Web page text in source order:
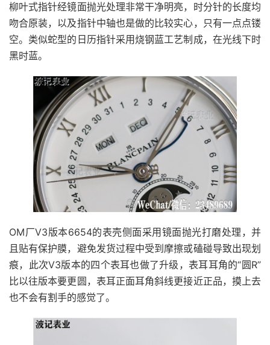
柳叶式指针经镜面抛光处理非常干净明亮，时分针的长度均
吻合原装，以及指针中轴也是做的比较实心，只有一点点镂
空。类似蛇型的日历指针采用烧钢蓝工艺制成，在光线下时
黑时蓝。
OM厂V3版本6654的表壳侧面采用镜面抛光打磨处理，并
且贴有保护膜，避免发货过程中受到摩擦或磕碰导致出现划
痕，此次V3版本的四个表耳也做了升级，表耳耳角的“圆R”
比以往版本要更圆，表耳正面耳角斜线更接近正品，摸上去
也不会有割手的感觉了。